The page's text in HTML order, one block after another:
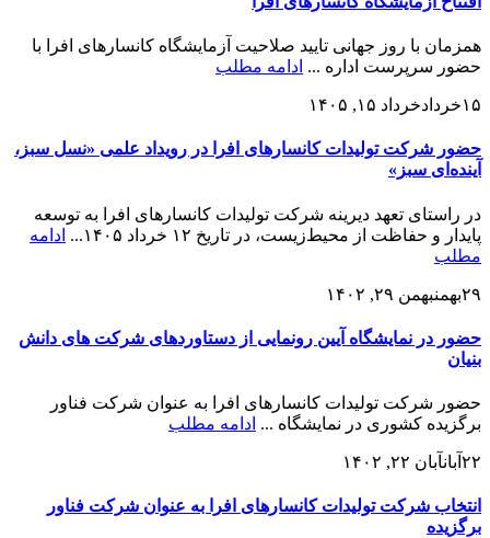
همزمان با روز جهانی تایید صلاحیت آزمایشگاه کانسارهای افرا با
حضور سرپرست اداره ... ادامه مطلب
۱۵خردادخرداد ۱۵, ۱۴۰۵
حضور شرکت تولیدات کانسارهای افرا در رویداد علمی «نسل سبز،
آینده‌ای سبز»
در راستای تعهد دیرینه شرکت تولیدات کانسارهای افرا به توسعه
پایدار و حفاظت از محیط‌زیست، در تاریخ ۱۲ خرداد ۱۴۰۵...
ادامه
مطلب
۲۹بهمنبهمن ۲۹, ۱۴۰۲
حضور در نمایشگاه آیین رونمایی از دستاوردهای شرکت های دانش
بنیان
حضور شرکت تولیدات کانسارهای افرا به عنوان شرکت فناور
برگزیده کشوری در نمایشگاه ... ادامه مطلب
۲۲ آبانآبان ۲۲, ۱۴۰۲
انتخاب شرکت تولیدات کانسارهای افرا به عنوان شرکت فناور
برگزیده